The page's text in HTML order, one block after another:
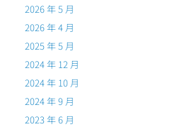
2026 年 5 月
2026 年 4 月
2025 年 5 月
2024 年 12 月
2024 年 10 月
2024 年 9 月
2023 年 6 月